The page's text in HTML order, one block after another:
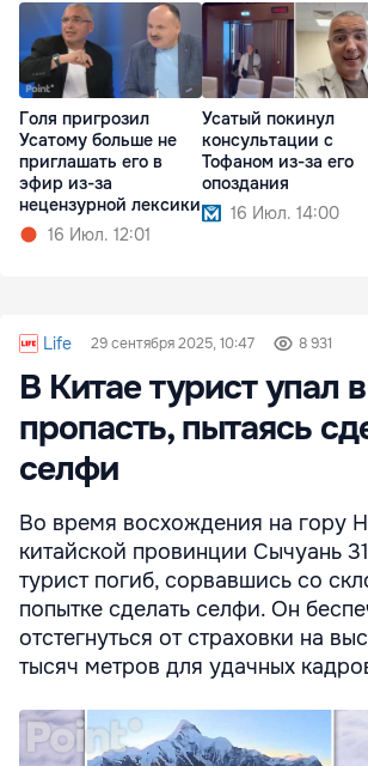
Голя пригрозил
Усатому больше не
приглашать его в
эфир из-за
нецензурной лексики
16 Июл. 12:01
Усатый покинул
консультации с
Тофаном из-за его
опоздания
16 Июл. 14:00
Life 29 сентября 2025, 10:47 8 931
В Китае турист упал в
пропасть, пытаясь
селфи
Во время восхождения на гору
китайской провинции Сычуань
турист погиб, сорвавшись со
попытке сделать селфи. Он
отстегнуться от страховки на
тысяч метров для удачных